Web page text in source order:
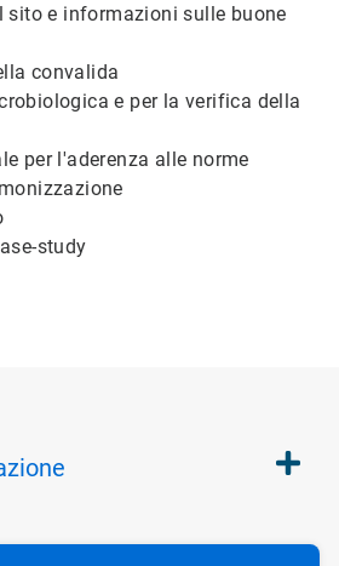
sito e informazioni sulle buone
convalida
e per la verifica della
per l'aderenza alle norme
study